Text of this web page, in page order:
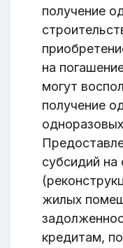
Сообщение
получение
на
могут
получение
субсидий на
жилых
кредитам,